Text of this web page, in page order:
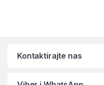
Kontaktirajte nas